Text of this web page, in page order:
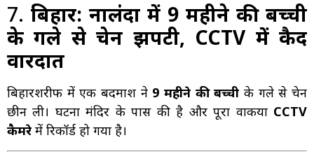
7. बिहार: नालंदा में 9 महीने की बच्ची
के गले से चेन झपटी, CCTV में कैद
वारदात
बिहारशरीफ में एक बदमाश ने 9 महीने की बच्ची के गले से चेन
छीन ली। घटना मंदिर के पास की है और पूरा वाकया CCTV
कैमरे में रिकॉर्ड हो गया है।